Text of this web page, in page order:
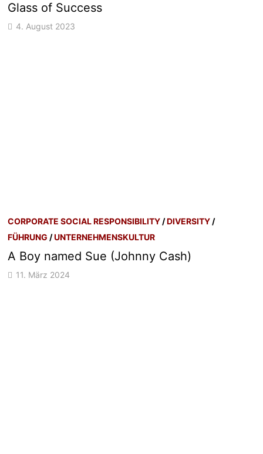
Glass of Success
4. August 2023
CORPORATE SOCIAL RESPONSIBILITY /DIVERSITY /
FÜHRUNG /UNTERNEHMENSKULTUR
A Boy named Sue (Johnny Cash)
11. März 2024